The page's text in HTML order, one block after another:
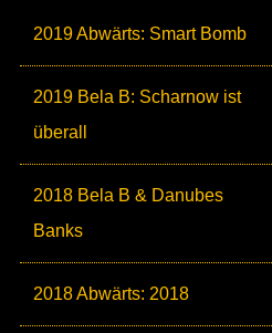
2019 Abwärts: Smart Bomb
2019 Bela B: Scharnow ist
überall
2018 Bela B & Danubes
Banks
2018 Abwärts: 2018